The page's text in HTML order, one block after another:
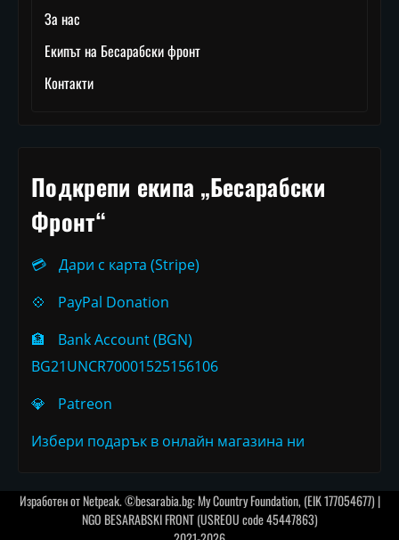
За нас
Екипът на Бесарабски фронт
Контакти
Подкрепи екипа „Бесарабски
Фронт“
💳
Дари с карта (Stripe)
💠
PayPal Donation
🏦
Bank Account (BGN)
BG21UNCR70001525156106
💎
Patreon
Избери подарък в онлайн магазина ни
Изработен отNetpeak. ©besarabia.bg: My Country Foundation, (EIK 177054677) |
NGO BESARABSKI FRONT (USREOU code 45447863)